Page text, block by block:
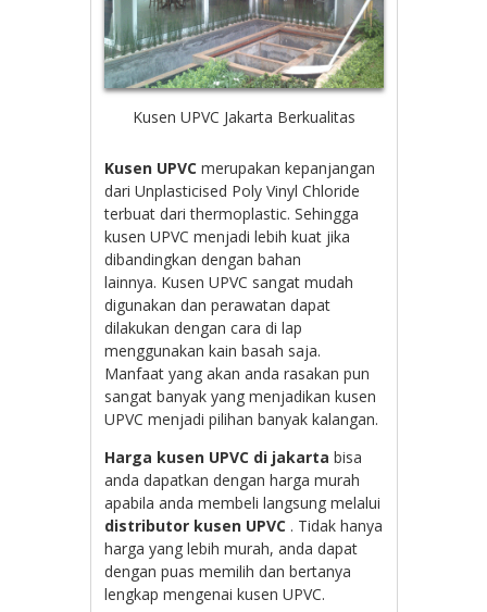
Kusen UPVC Jakarta Berkualitas
Kusen UPVC merupakan kepanjangan
dari Unplasticised Poly Vinyl Chloride
terbuat dari thermoplastic. Sehingga
kusen UPVC menjadi lebih kuat jika
dibandingkan dengan bahan
lainnya. Kusen UPVC sangat mudah
digunakan dan perawatan dapat
dilakukan dengan cara di lap
menggunakan kain basah saja.
Manfaat yang akan anda rasakan pun
sangat banyak yang menjadikan kusen
UPVC menjadi pilihan banyak kalangan.
Harga kusen UPVC di jakarta bisa
anda dapatkan dengan harga murah
apabila anda membeli langsung melalui
distributor kusen UPVC . Tidak hanya
harga yang lebih murah, anda dapat
dengan puas memilih dan bertanya
lengkap mengenai kusen UPVC.